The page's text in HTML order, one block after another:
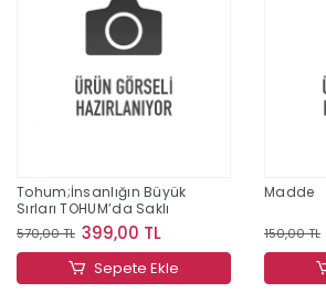
Tohum;İnsanlığın Büyük
Sırları TOHUM’da Saklı
570,00 TL 399,00 TL
Sepete Ekle
Madde
150,00 TL